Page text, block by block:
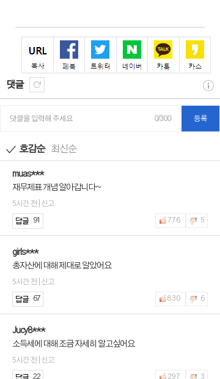
댓글
댓글을 입력해 주세요 0/300 등록
호감순 최신순
muas***
재무제표 개념 알아갑니다~
5시간 전 | 신고
91 776 5
girls***
총자산에 대해 제대로 알았어요
5시간 전 | 신고
67 830 6
Jucy8***
소득세에 대해 조금 자세히 알고싶어요
5시간 전 | 신고
22 297 3